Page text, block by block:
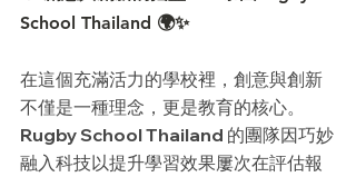
School Thailand 🌍✨
在這個充滿活力的學校裡，創意與創新
不僅是一種理念，更是教育的核心。
Rugby School Thailand 的團隊因巧妙
融入科技以提升學習效果屢次在評估報